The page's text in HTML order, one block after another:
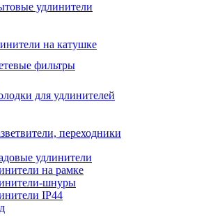
удлинители
на катушке
фильтры
для удлинителей
переходники
удлинители
на рамке
шнуры
IP44